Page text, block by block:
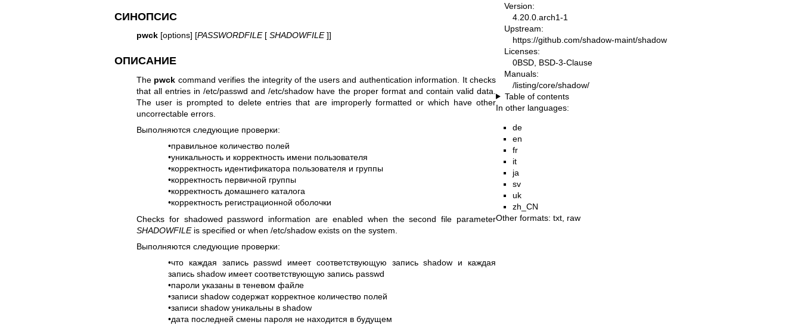
СИНОПСИС
pwck[options] [PASSWORDFILE[ SHADOWFILE]]
ОПИСАНИЕ
The pwck command verifies the integrity of the users and authentication information. It checks
that all entries in /etc/passwd and /etc/shadow have the proper format and contain valid data.
The user is prompted to delete entries that are improperly formatted or which have other
uncorrectable errors.
Выполняются следующие проверки:
•правильное количество полей
•уникальность и корректность имени пользователя
•корректность идентификатора пользователя и группы
•корректность первичной группы
•корректность домашнего каталога
•корректность регистрационной оболочки
Checks for shadowed password information are enabled when the second file parameter
SHADOWFILEis specified or when /etc/shadow exists on the system.
Выполняются следующие проверки:
•что каждая запись passwd имеет соответствующую запись shadow и каждая
запись shadow имеет соответствующую запись passwd
•пароли указаны в теневом файле
•записи shadow содержат корректное количество полей
•записи shadow уникальны в shadow
•дата последней смены пароля не находится в будущем
Version:
4.20.0.arch1-1
Upstream:
https://github.com/shadow-maint/shadow
Licenses:
0BSD, BSD-3-Clause
Manuals:
/listing/core/shadow/
Table of contents
In other languages:
de
en
fr
it
ja
sv
uk
zh_CN
Other formats: txt raw